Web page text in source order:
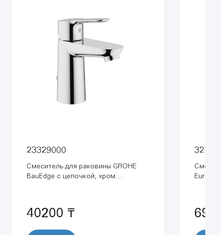
23329000
Смеситель для раковины GROHE
BauEdge с цепочкой, хром
40200 ₸